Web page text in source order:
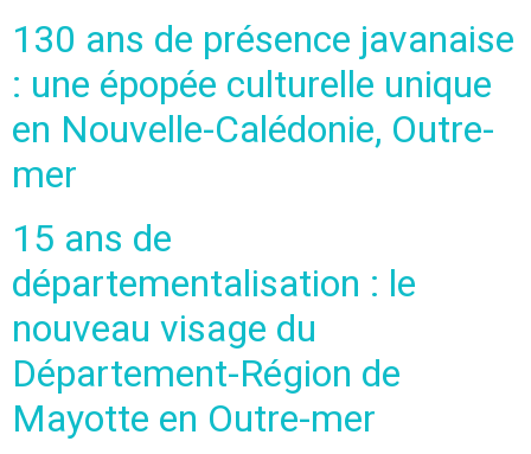
130 ans de présence javanaise
: une épopée culturelle unique
en Nouvelle-Calédonie, Outre-
mer
15 ans de
départementalisation : le
nouveau visage du
Département-Région de
Mayotte en Outre-mer